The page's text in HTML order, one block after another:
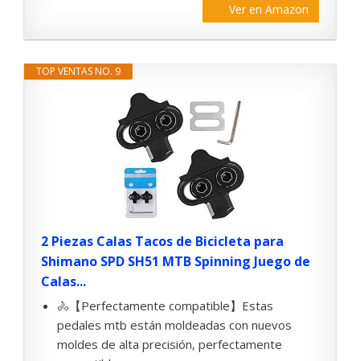
Ver en Amazon
TOP VENTAS NO. 9
2 Piezas Calas Tacos de Bicicleta para
Shimano SPD SH51 MTB Spinning Juego de
Calas...
🚴【Perfectamente compatible】Estas
pedales mtb están moldeadas con nuevos
moldes de alta precisión, perfectamente